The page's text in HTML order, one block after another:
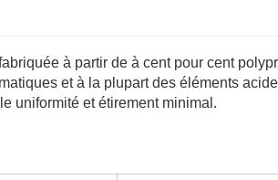
à partir de à cent pour cent
et à la plupart des éléments
uniformité et étirement minimal.